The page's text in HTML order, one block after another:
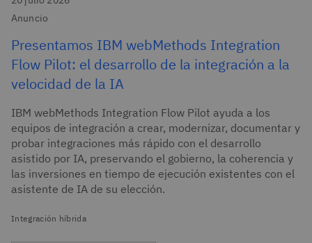
Anuncio
Presentamos IBM webMethods Integration
Flow Pilot: el desarrollo de la integración a la
velocidad de la IA
IBM webMethods Integration Flow Pilot ayuda a los
equipos de integración a crear, modernizar, documentar y
probar integraciones más rápido con el desarrollo
asistido por IA, preservando el gobierno, la coherencia y
las inversiones en tiempo de ejecución existentes con el
asistente de IA de su elección.
Integración híbrida